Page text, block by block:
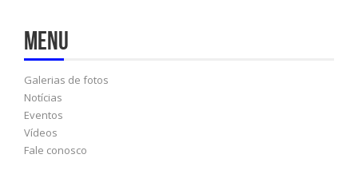
Menu
Galerias de fotos
Notícias
Eventos
Vídeos
Fale conosco